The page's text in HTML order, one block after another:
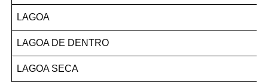
LAGOA
LAGOA DE DENTRO
LAGOA SECA